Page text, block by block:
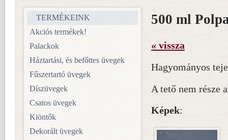
TERMÉKEINK
Akciós termékek!
Palackok
Háztartási, és befőttes üvegek
Fűszertartó üvegek
Díszüvegek
Csatos üvegek
Kiöntők
Dekorált üvegek
500 ml
« vissza
Hagyományos
A tető nem része
Képek: